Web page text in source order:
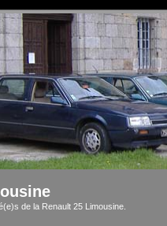
de la Renault 25 Limousine.